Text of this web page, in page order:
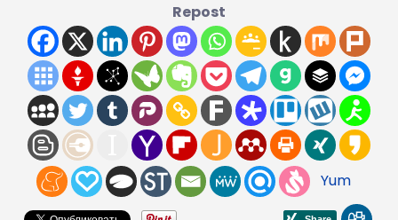
Repost
Yum